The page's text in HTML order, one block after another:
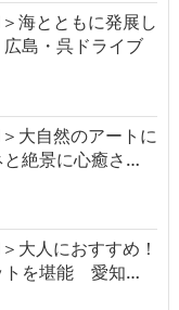
海とともに発展し
島・呉ドライブ
大自然のアートに
と絶景に心癒さ…
大人におすすめ！
トを堪能 愛知…